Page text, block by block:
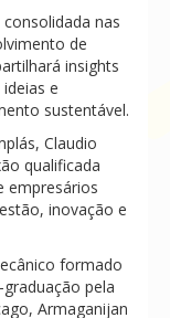
nas
de
insights
e
sustentável.
Claudio
qualificada
empresários
inovação e
formado
pela
Armaganijan